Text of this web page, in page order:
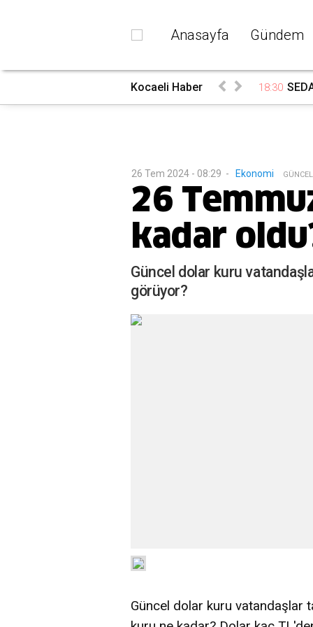
Anasayfa Gündem
Kocaeli Haber 18:30
26 Tem 2024 - 08:29 - Ekonomi G
26
kadar
Güncel dolar kuru
görüyor?
Güncel dolar kuru vatandaşlar